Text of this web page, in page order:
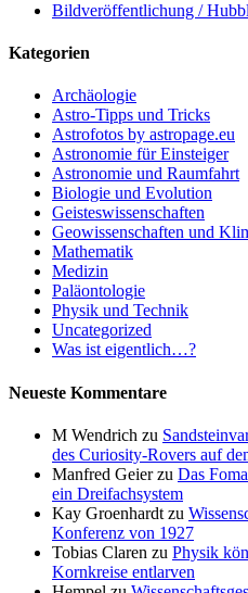
Bildveröffentlichung /
Kategorien
Archäologie
Astro-Tipps und Tricks
Astrofotos by astropage.eu
Astronomie für Einsteiger
Astronomie und Raumfahrt
Biologie und Evolution
Geisteswissenschaften
Geowissenschaften und
Mathematik
Medizin
Paläontologie
Physik und Technik
Uncategorized
Was ist eigentlich…?
Neueste Kommentare
M Wendrich zu
des Curiosity-Rovers auf
Manfred Geierzu Das
ein Dreifachsystem
Kay Groenhardt zu
Konferenz von 1927
Tobias Claren zu Physik
Kornkreise entlarven